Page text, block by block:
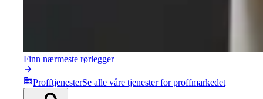
Finn nærmeste rørlegger
ProfftjenesterSe alle våre tjenester for proffmarkedet